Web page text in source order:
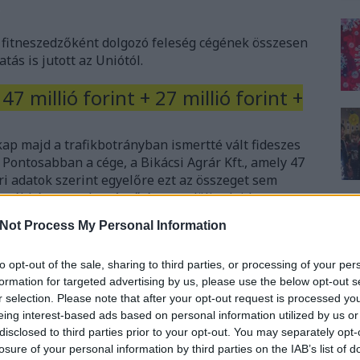
Process My Personal Information
opt-out of the sale, sharing to third parties, or processing of your
for targeted advertising by us, please use the below opt-out
selection. Please note that after your opt-out request is processed
interest-based ads based on personal information utilized by us
to third parties prior to your opt-out. You may separately
of your personal information by third parties on the IAB’s list of
dolgozó feleség cégének összesen
is jutott az Uniótól.
millió forint + 27 millió forint +
majd a trafikbotrányban ismertté vált fideszes
a cége, a Bikácsi Agrár Kft., amely 47
szerint egyelőre ezt az összeget sem
angoltanárnő és egyedüli tulajdonosa a
építésére is 27 millió forint pályázati pénzt nyert
a két pályázat összértéke meghaladja a 70 millió
cége is kapott területalapú támogatást kapott, 21